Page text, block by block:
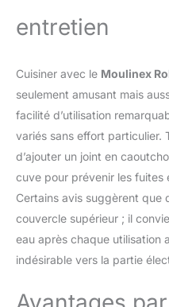
entretien
Cuisiner avec le Moulinex
seulement amusant mais
facilité d’utilisation
variés sans effort particulier.
d’ajouter un joint en
cuve pour prévenir les fuites
Certains avis suggèrent
couvercle supérieur ; il
eau après chaque utilisation
indésirable vers la partie